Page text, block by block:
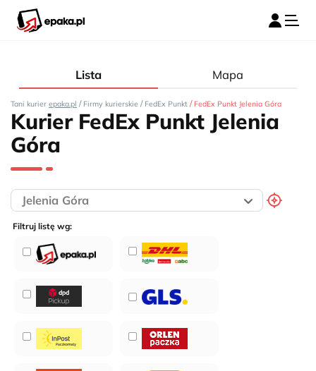
Lista Mapa
Tani kurier epaka.pl / Firmy kurierskie / FedEx Punkt / FedEx Punkt Jelenia Góra
Kurier FedEx Punkt Jelenia
Góra
Filtruj listę wg: